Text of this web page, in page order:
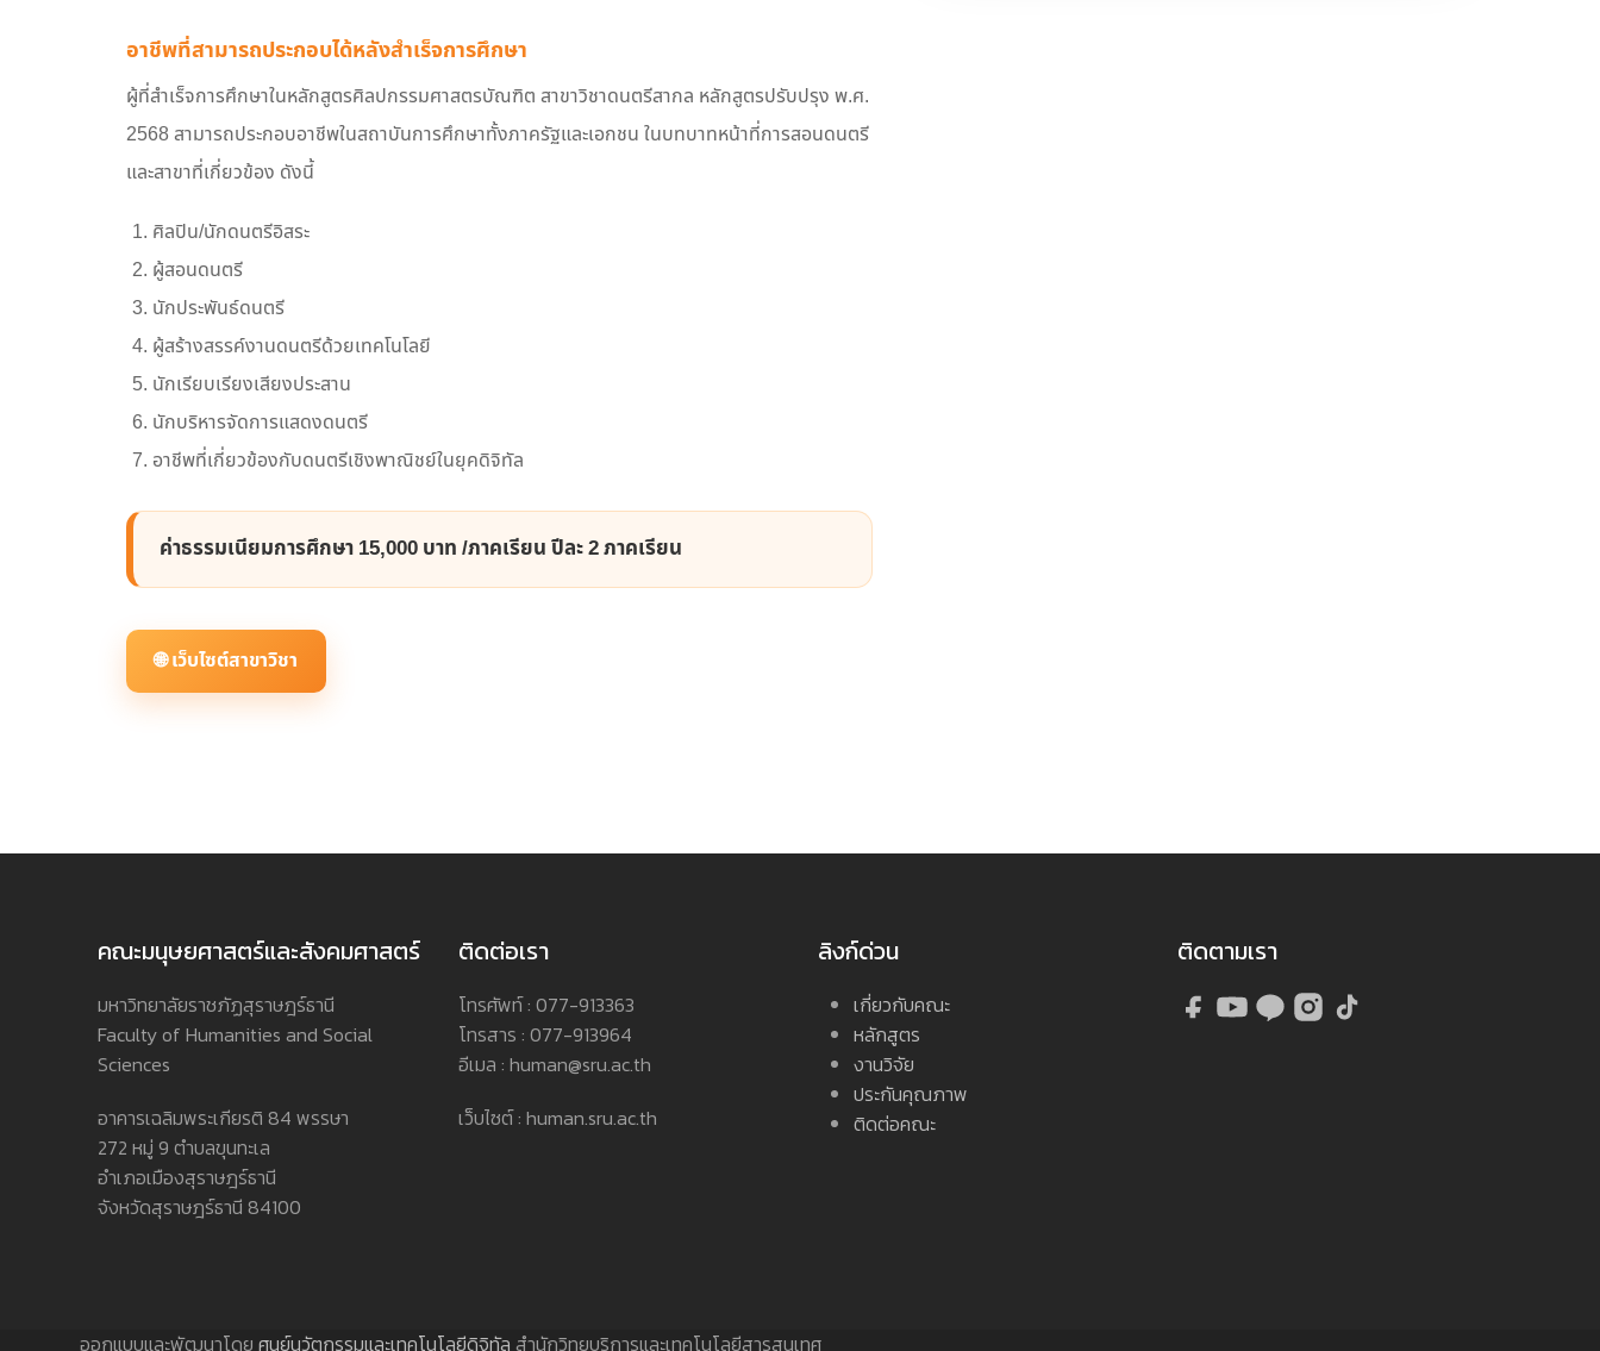
อาชีพที่สามารถประกอบได้หลังสำเร็จการศึกษา
ผู้ที่สำเร็จการศึกษาในหลักสูตรศิลปกรรมศาสตรบัณฑิต สาขาวิชาดนตรีสากล หลักสูตรปรับปรุง พ.ศ.
2568 สามารถประกอบอาชีพในสถาบันการศึกษาทั้งภาครัฐและเอกชน ในบทบาทหน้าที่การสอนดนตรี
และสาขาที่เกี่ยวข้อง ดังนี้
ศิลปิน/นักดนตรีอิสระ
ผู้สอนดนตรี
นักประพันธ์ดนตรี
ผู้สร้างสรรค์งานดนตรีด้วยเทคโนโลยี
นักเรียบเรียงเสียงประสาน
นักบริหารจัดการแสดงดนตรี
อาชีพที่เกี่ยวข้องกับดนตรีเชิงพาณิชย์ในยุคดิจิทัล
ค่าธรรมเนียมการศึกษา 15,000 บาท /ภาคเรียน ปีละ 2 ภาคเรียน
🌐 เว็บไซต์สาขาวิชา
คณะมนุษยศาสตร์และสังคมศาสตร์
มหาวิทยาลัยราชภัฏสุราษฎร์ธานี
Faculty of Humanities and Social
Sciences
อาคารเฉลิมพระเกียรติ 84 พรรษา
272 หมู่ 9 ตำบลขุนทะเล
อำเภอเมืองสุราษฎร์ธานี
จังหวัดสุราษฎร์ธานี 84100
ติดต่อเรา
โทรศัพท์ : 077-913363
โทรสาร : 077-913964
อีเมล : human@sru.ac.th
เว็บไซต์ : human.sru.ac.th
ลิงก์ด่วน
เกี่ยวกับคณะ
หลักสูตร
งานวิจัย
ประกันคุณภาพ
ติดต่อคณะ
ติดตามเรา
ออกแบบและพัฒนาโดยศูนย์นวัตกรรมและเทคโนโลยีดิจิทัล สำนักวิทยบริการและเทคโนโลยีสารสนเทศ